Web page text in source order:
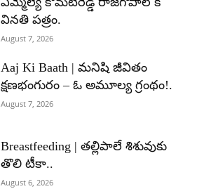
వినతి పత్రం.
August 7, 2026
Aaj Ki Baath | మనిషి జీవితం
క్షణభంగురం – ఓ అమూల్య గ్రంథం!.
August 7, 2026
Breastfeeding | తల్లిపాలే శిశువుకు
తొలి టీకా..
August 6, 2026